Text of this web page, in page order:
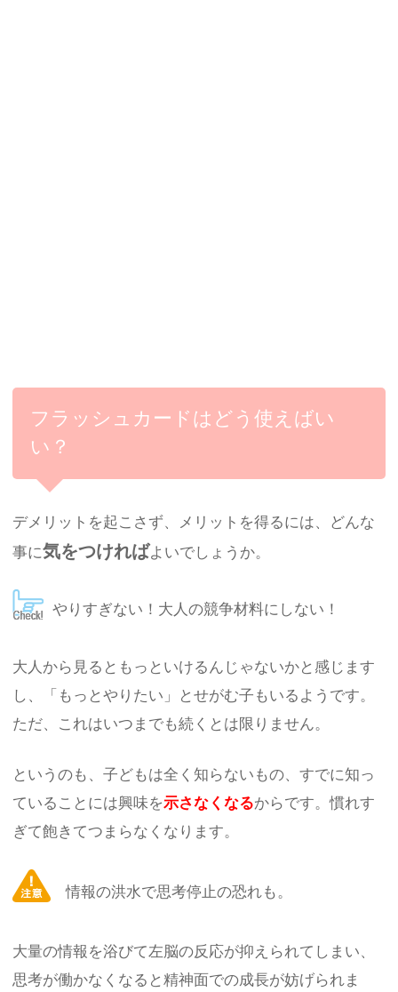
フラッシュカードはどう使えばい
い？
デメリットを起こさず、メリットを得るには、どんな
事に気をつければよいでしょうか。
やりすぎない！大人の競争材料にしない！
大人から見るともっといけるんじゃないかと感じます
し、「もっとやりたい」とせがむ子もいるようです。
ただ、これはいつまでも続くとは限りません。
というのも、子どもは全く知らないもの、すでに知っ
ていることには興味を示さなくなるからです。慣れす
ぎて飽きてつまらなくなります。
情報の洪水で思考停止の恐れも。
大量の情報を浴びて左脳の反応が抑えられてしまい、
思考が働かなくなると精神面での成長が妨げられま